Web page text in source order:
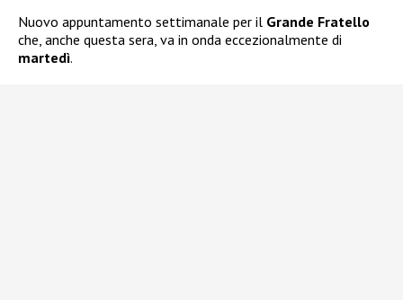
Nuovo appuntamento settimanale per il Grande Fratello
che, anche questa sera, va in onda eccezionalmente di
martedì.